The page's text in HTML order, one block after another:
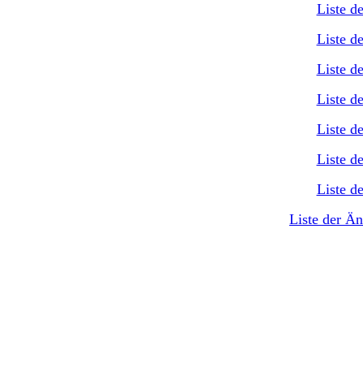
Liste
Liste
Liste
Liste
Liste
Liste
Liste
Liste der